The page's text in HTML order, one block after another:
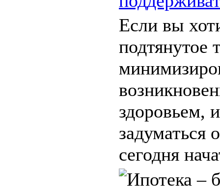
Если вы
подтянутое
здоровьем,
задуматься
сегодня